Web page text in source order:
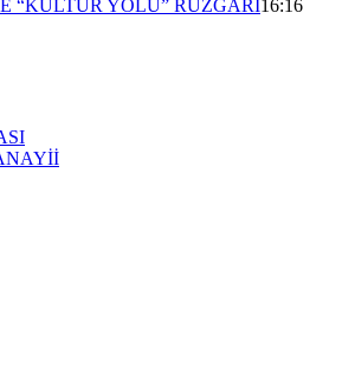
“KÜLTÜR YOLU” RÜZGARI16:16